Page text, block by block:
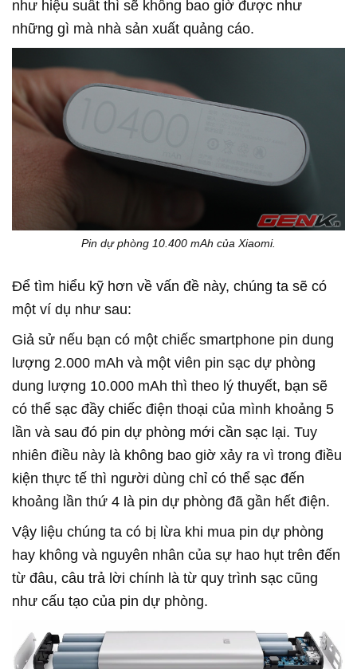
như hiệu suất thì sẽ không bao giờ được như
những gì mà nhà sản xuất quảng cáo.
Pin dự phòng 10.400 mAh của Xiaomi.
Để tìm hiểu kỹ hơn về vấn đề này, chúng ta sẽ có
một ví dụ như sau:
Giả sử nếu bạn có một chiếc smartphone pin dung
lượng 2.000 mAh và một viên pin sạc dự phòng
dung lượng 10.000 mAh thì theo lý thuyết, bạn sẽ
có thể sạc đầy chiếc điện thoại của mình khoảng 5
lần và sau đó pin dự phòng mới cần sạc lại. Tuy
nhiên điều này là không bao giờ xảy ra vì trong điều
kiện thực tế thì người dùng chỉ có thể sạc đến
khoảng lần thứ 4 là pin dự phòng đã gần hết điện.
Vậy liệu chúng ta có bị lừa khi mua pin dự phòng
hay không và nguyên nhân của sự hao hụt trên đến
từ đâu, câu trả lời chính là từ quy trình sạc cũng
như cấu tạo của pin dự phòng.